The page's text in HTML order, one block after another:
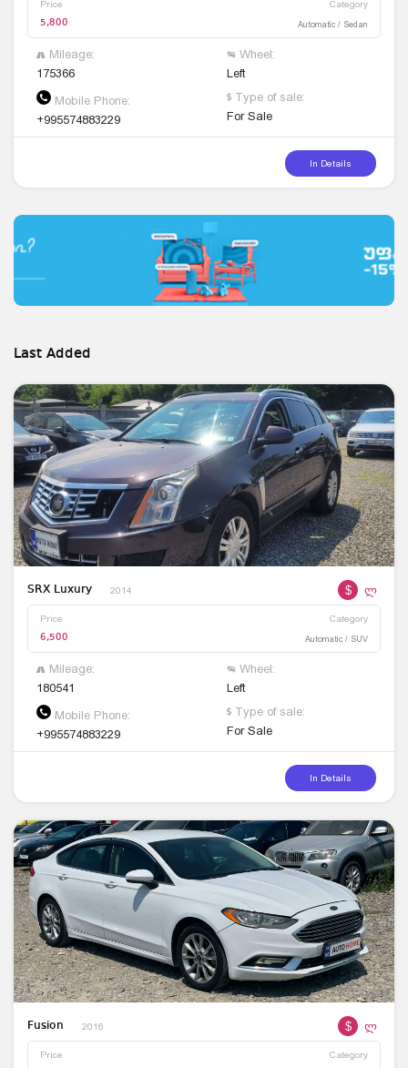
Price Category
5,800 Automatic / Sedan
Mileage:
175366
Wheel:
Left
Mobile Phone:
+995574883229
Type of sale:
For Sale
In Details
Last Added
SRX Luxury 2014 $ ლ
Price Category
6,500 Automatic / SUV
Mileage:
180541
Wheel:
Left
Mobile Phone:
+995574883229
Type of sale:
For Sale
In Details
Fusion 2016 $ ლ
Price Category